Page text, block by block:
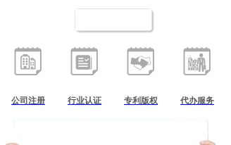
行业认证 专利版权 代办服务
公司注册
registration